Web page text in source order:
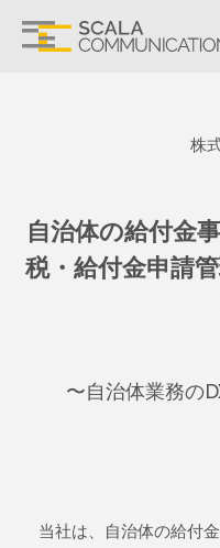
株
自治体の給付金
税・給付金申請
〜自治体業務の
当社は、自治体の給付